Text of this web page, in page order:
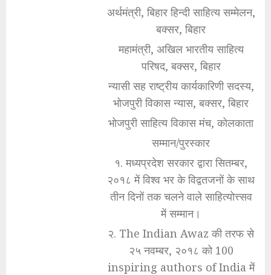
अर्थमंत्री, बिहार हिन्दी साहित्य सम्मेलन,
बक्सर, बिहार
महामंत्री, अखिल भारतीय साहित्य
परिषद, बक्सर, बिहार
न्यासी सह राष्ट्रीय कार्यकारिणी सदस्य,
भोजपुरी विकास न्यास, बक्सर, बिहार
भोजपुरी साहित्य विकास मंच, कोलकाता
सम्मान/पुरस्कार
१. मध्यप्रदेश सरकार द्वारा सितम्बर,
२०१८ में विश्व भर के विद्वतजनों के साथ
तीन दिनों तक चलने वाले साहित्योत्त्सव
में सम्मान।
२. The Indian Awaz की तरफ से
२५ नवम्बर, २०१८ को 100
inspiring authors of India में